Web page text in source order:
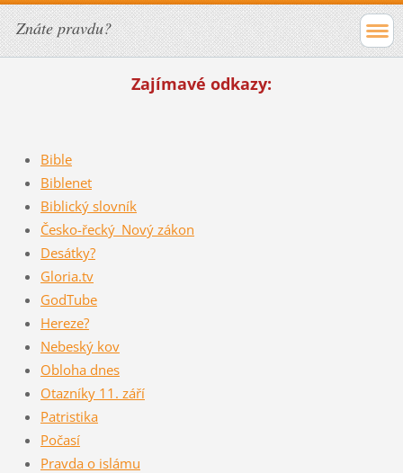
Znáte pravdu?
Zajímavé odkazy:
Bible
Biblenet
Biblický slovník
Česko-řecký_Nový zákon
Desátky?
Gloria.tv
GodTube
Hereze?
Nebeský kov
Obloha dnes
Otazníky 11. září
Patristika
Počasí
Pravda o islámu